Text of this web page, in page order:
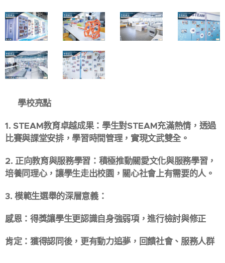
🏫 學校亮點
1. STEAM教育卓越成果：學生對STEAM充滿熱情，透過
比賽與課堂安排，學習時間管理，實現文武雙全。
2. 正向教育與服務學習：積極推動關愛文化與服務學習，
培養同理心，讓學生走出校園，關心社會上有需要的人。
3. 模範生選舉的深層意義：
感恩：得獎讓學生更認識自身強弱項，進行檢討與修正
肯定：獲得認同後，更有動力追夢，回饋社會、服務人群